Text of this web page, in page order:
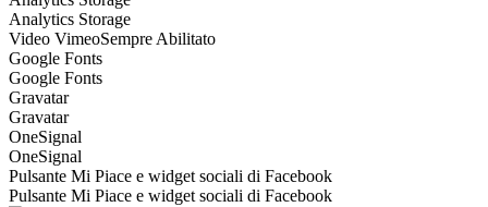
Analytics Storage
Video VimeoSempre Abilitato
Google Fonts
Google Fonts
Gravatar
Gravatar
OneSignal
OneSignal
Pulsante Mi Piace e widget sociali di Facebook
Pulsante Mi Piace e widget sociali di Facebook